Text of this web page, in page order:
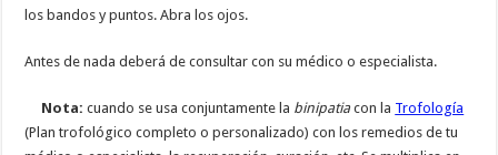
los bandos y puntos. Abra los ojos.
Antes de nada deberá de consultar con su médico o especialista.
Nota:cuando se usa conjuntamente la binipatiacon la Trofología
(Plan trofológico completo o personalizado) con los remedios de tu